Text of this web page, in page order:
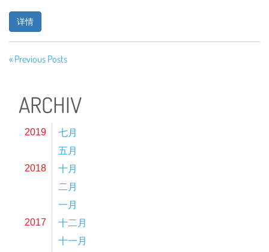
详情
« Previous Posts
ARCHIV
2019
七月
五月
2018
十月
二月
一月
2017
十二月
十一月